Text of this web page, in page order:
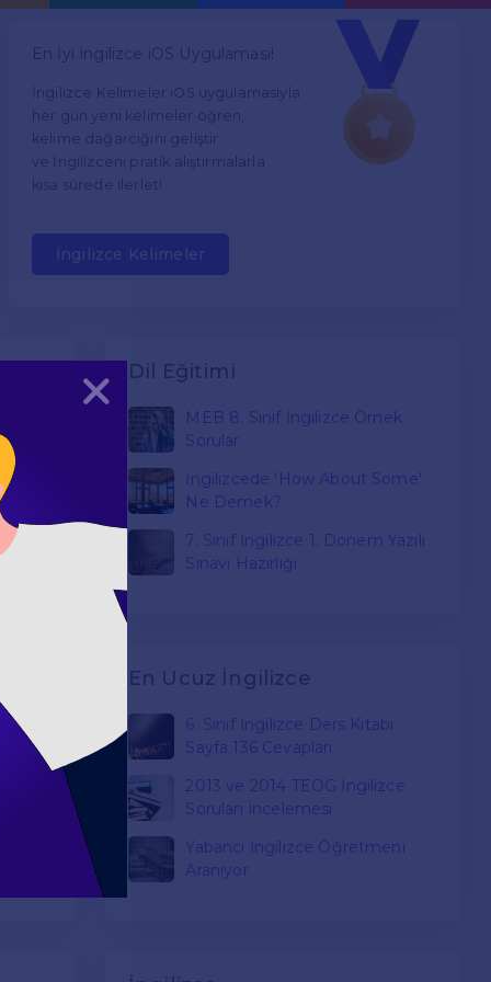
En İyi İngilizce iOS Uygulaması!
İngilizce Kelimeler iOS uygulamasıyla
her gün yeni kelimeler öğren,
kelime dağarcığını geliştir
ve İngilizceni pratik alıştırmalarla
kısa sürede ilerlet!
İngilizce Kelimeler
Dil Eğitimi
MEB 8. Sınıf İngilizce Örnek
Sorular
İngilizcede 'How About Some'
Ne Demek?
7. Sınıf İngilizce 1. Dönem Yazılı
Sınavı Hazırlığı
Has
En Ucuz İngilizce
6. Sınıf İngilizce Ders Kitabı
Sayfa 136 Cevapları
2013 ve 2014 TEOG İngilizce
Soruları İncelemesi
Yabancı İngilizce Öğretmeni
Aranıyor
Kapat